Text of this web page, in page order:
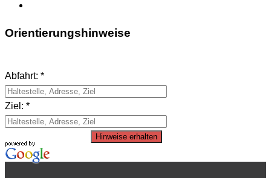
Orientierungshinweise
Abfahrt: *
Ziel: *
Hinweise erhalten